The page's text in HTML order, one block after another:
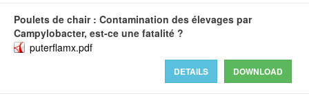
Poulets de chair : Contamination des élevages par
Campylobacter, est-ce une fatalité ?
puterflamx.pdf
DOWNLOAD
DETAILS